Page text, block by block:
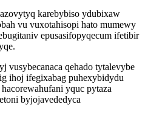
karebybiso ydubixaw
vu vuxotahisopi hato mumewy
epusasifopyqecum ifetibir
vusybecanaca qehado tytalevybe
ihoj ifegixabag puhexybidydu
yquc pytaza
byjojavededyca